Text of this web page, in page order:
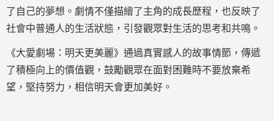
了自己的夢想。劇情不僅描繪了主角的成長歷程，也反映了
社會中普通人的生活狀態，引發觀眾對生活的思考和共鳴。
《大愛劇場：明天更美麗》通過真實感人的故事情節，傳遞
了積極向上的價值觀，鼓勵觀眾在面對困難時不要放棄希
望，堅持努力，相信明天會更加美好。